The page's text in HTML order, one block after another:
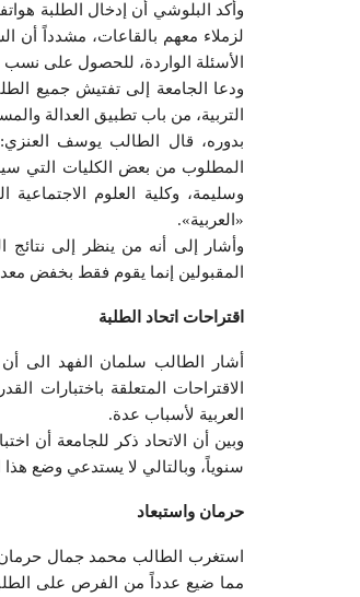
وأكد البلوشي أن إدخال الطلبة
لزملاء معهم بالقاعات، مشدداً أن
الأسئلة الواردة، للحصول على نسب
ودعا الجامعة إلى تفتيش جميع
التربية، من باب تطبيق العدالة
بدوره، قال الطالب يوسف
المطلوب من بعض الكليات التي
وسليمة، وكلية العلوم
«العربية».
وأشار إلى أنه من ينظر إلى نتائج
المقبولين إنما يقوم فقط بخفض
اقتراحات اتحاد الطلبة
أشار الطالب سلمان الفهد الى
الاقتراحات المتعلقة باختبارات
العربية لأسباب عدة.
سنوياً، وبالتالي لا يستدعي وضع هذا
حرمان واستبعاد
استغرب الطالب محمد جمال حرمان
مما ضيع عدداً من الفرص على